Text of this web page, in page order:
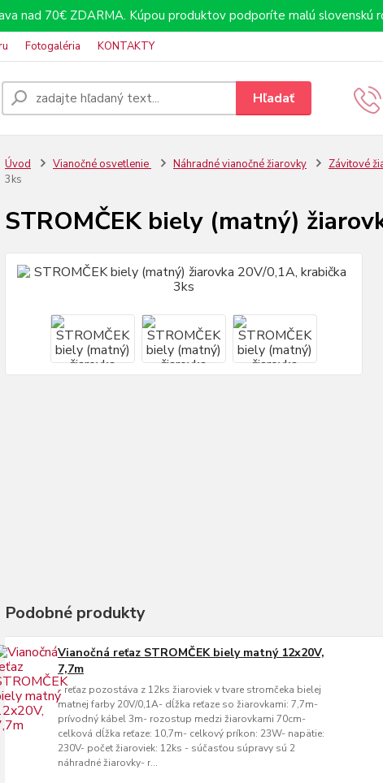
nad 70€ ZDARMA. Kúpou produktov podporíte malú slovenskú
Fotogaléria KONTAKTY
Hľadať
Úvod Vianočné osvetlenie Náhradné vianočné žiarovky Závitové
3ks
STROMČEK biely (matný)
Podobné produkty
Vianočná reťaz STROMČEK biely matný 12x20V,
7,7m
- reťaz pozostáva z 12ks žiaroviek v tvare stromčeka bielej
matnej farby 20V/0,1A- dĺžka reťaze so žiarovkami: 7,7m-
prívodný kábel 3m- rozostup medzi žiarovkami 70cm-
celková dĺžka reťaze: 10,7m- celkový príkon: 23W- napätie:
230V- počet žiaroviek: 12ks - súčasťou súpravy sú 2
náhradné žiarovky- r...